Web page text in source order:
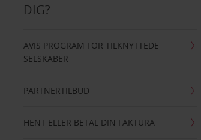
DIG?
AVIS PROGRAM FOR TILKNYTTEDE
SELSKABER
PARTNERTILBUD
HENT ELLER BETAL DIN FAKTURA